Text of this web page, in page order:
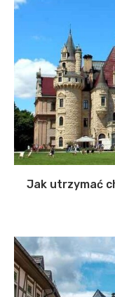
Jak utrzymać